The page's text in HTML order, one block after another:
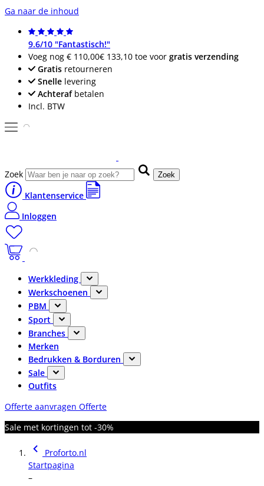
Ga naar de inhoud
9.6/10 "Fantastisch!"
Voeg nog € 110,00€ 133,10 toe voor gratis verzending
Gratis retourneren
Snelle levering
Achterafbetalen
Incl. BTW
Zoek Zoek
Klantenservice
Inloggen
Werkkleding
Werkschoenen
PBM
Sport
Branches
Merken
Bedrukken & Borduren
Sale
Outfits
Offerte aanvragen Offerte
Sale met kortingen tot -30%
Proforto.nl
Startpagina
–